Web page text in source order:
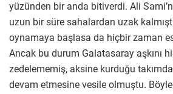
yüzünden bir anda bitiverdi. Ali
uzun bir süre sahalardan uzak
oynamaya başlasa da hiçbir zaman
Ancak bu durum Galatasaray aşkını
zedelememiş, aksine kurduğu
devam etmesine vesile olmuştu.